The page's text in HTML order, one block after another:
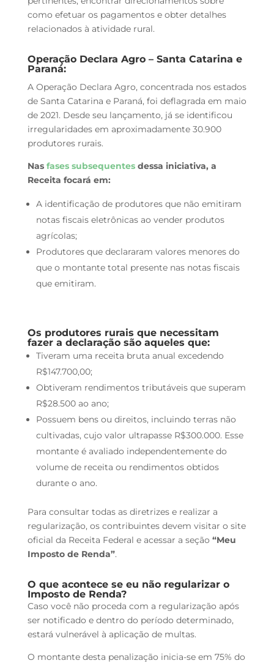
como efetuar os pagamentos e obter detalhes
relacionados à atividade rural.
Operação Declara Agro – Santa Catarina e
Paraná:
A Operação Declara Agro, concentrada nos estados
de Santa Catarina e Paraná, foi deflagrada em maio
de 2021. Desde seu lançamento, já se identificou
irregularidades em aproximadamente 30.900
produtores rurais.
Nas fases subsequentesdessa iniciativa, a
Receita focará em:
A identificação de produtores que não emitiram
notas fiscais eletrônicas ao vender produtos
agrícolas;
Produtores que declararam valores menores do
que o montante total presente nas notas fiscais
que emitiram.
Os produtores rurais que necessitam
fazer a declaração são aqueles que:
Tiveram uma receita bruta anual excedendo
R$147.700,00;
Obtiveram rendimentos tributáveis que superam
R$28.500 ao ano;
Possuem bens ou direitos, incluindo terras não
cultivadas, cujo valor ultrapasse R$300.000. Esse
montante é avaliado independentemente do
volume de receita ou rendimentos obtidos
durante o ano.
Para consultar todas as diretrizes e realizar a
regularização, os contribuintes devem visitar o site
oficial da Receita Federal e acessar a seção “Meu
Imposto de Renda”.
O que acontece se eu não regularizar o
Imposto de Renda?
Caso você não proceda com a regularização após
ser notificado e dentro do período determinado,
estará vulnerável à aplicação de multas.
O montante desta penalização inicia-se em 75% do